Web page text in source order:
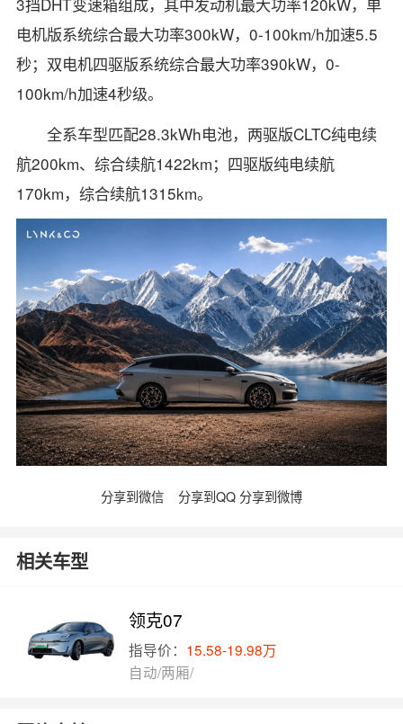
电机版系统综合最大功率300kW，0-100km/h加速5.5
秒；双电机四驱版系统综合最大功率390kW，0-
100km/h加速4秒级。
全系车型匹配28.3kWh电池，两驱版CLTC纯电续
航200km、综合续航1422km；四驱版纯电续航
170km，综合续航1315km。
分享到微信 分享到QQ 分享到微博
相关车型
领克07
指导价： 15.58-19.98万
自动/两厢/